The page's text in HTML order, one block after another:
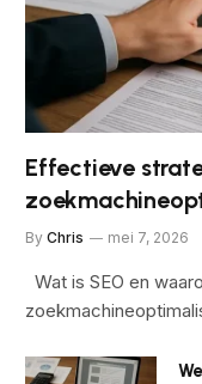
Effectieve
By Chris mei 7, 2026
Wat is SEO en